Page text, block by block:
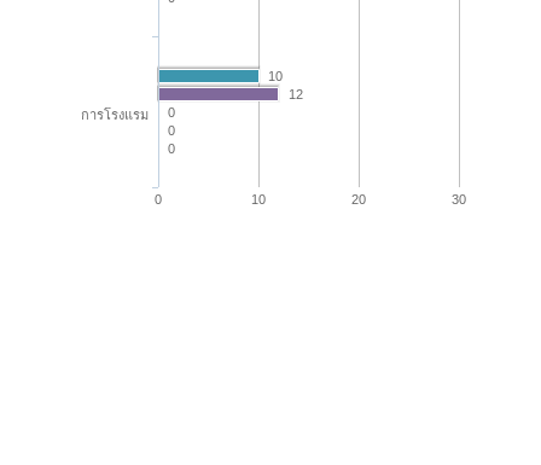
0
0
0
12
10
การโรงแรม
0 10 20 30